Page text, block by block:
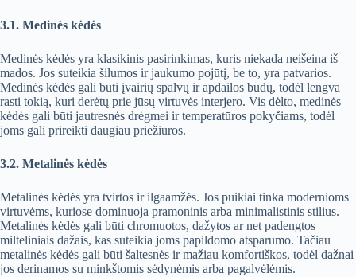
3.1. Medinės kėdės
Medinės kėdės yra klasikinis pasirinkimas, kuris niekada neišeina iš
mados. Jos suteikia šilumos ir jaukumo pojūtį, be to, yra patvarios.
Medinės kėdės gali būti įvairių spalvų ir apdailos būdų, todėl lengva
rasti tokią, kuri derėtų prie jūsų virtuvės interjero. Vis dėlto, medinės
kėdės gali būti jautresnės drėgmei ir temperatūros pokyčiams, todėl
joms gali prireikti daugiau priežiūros.
3.2. Metalinės kėdės
Metalinės kėdės yra tvirtos ir ilgaamžės. Jos puikiai tinka modernioms
virtuvėms, kuriose dominuoja pramoninis arba minimalistinis stilius.
Metalinės kėdės gali būti chromuotos, dažytos ar net padengtos
milteliniais dažais, kas suteikia joms papildomo atsparumo. Tačiau
metalinės kėdės gali būti šaltesnės ir mažiau komfortiškos, todėl dažnai
jos derinamos su minkštomis sėdynėmis arba pagalvėlėmis.